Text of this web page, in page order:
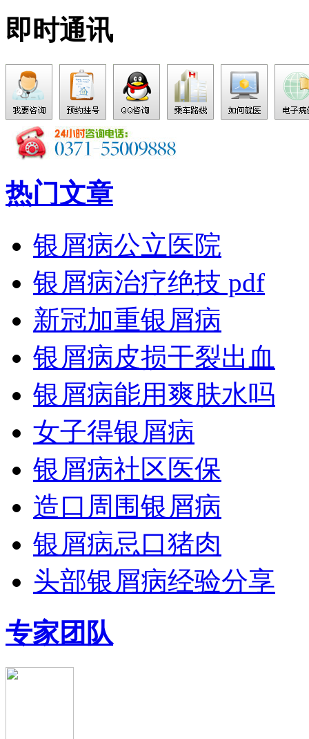
即时通讯
热门文章
银屑病公立医院
银屑病治疗绝技 pdf
新冠加重银屑病
银屑病皮损干裂出血
银屑病能用爽肤水吗
女子得银屑病
银屑病社区医保
造口周围银屑病
银屑病忌口猪肉
头部银屑病经验分享
专家团队